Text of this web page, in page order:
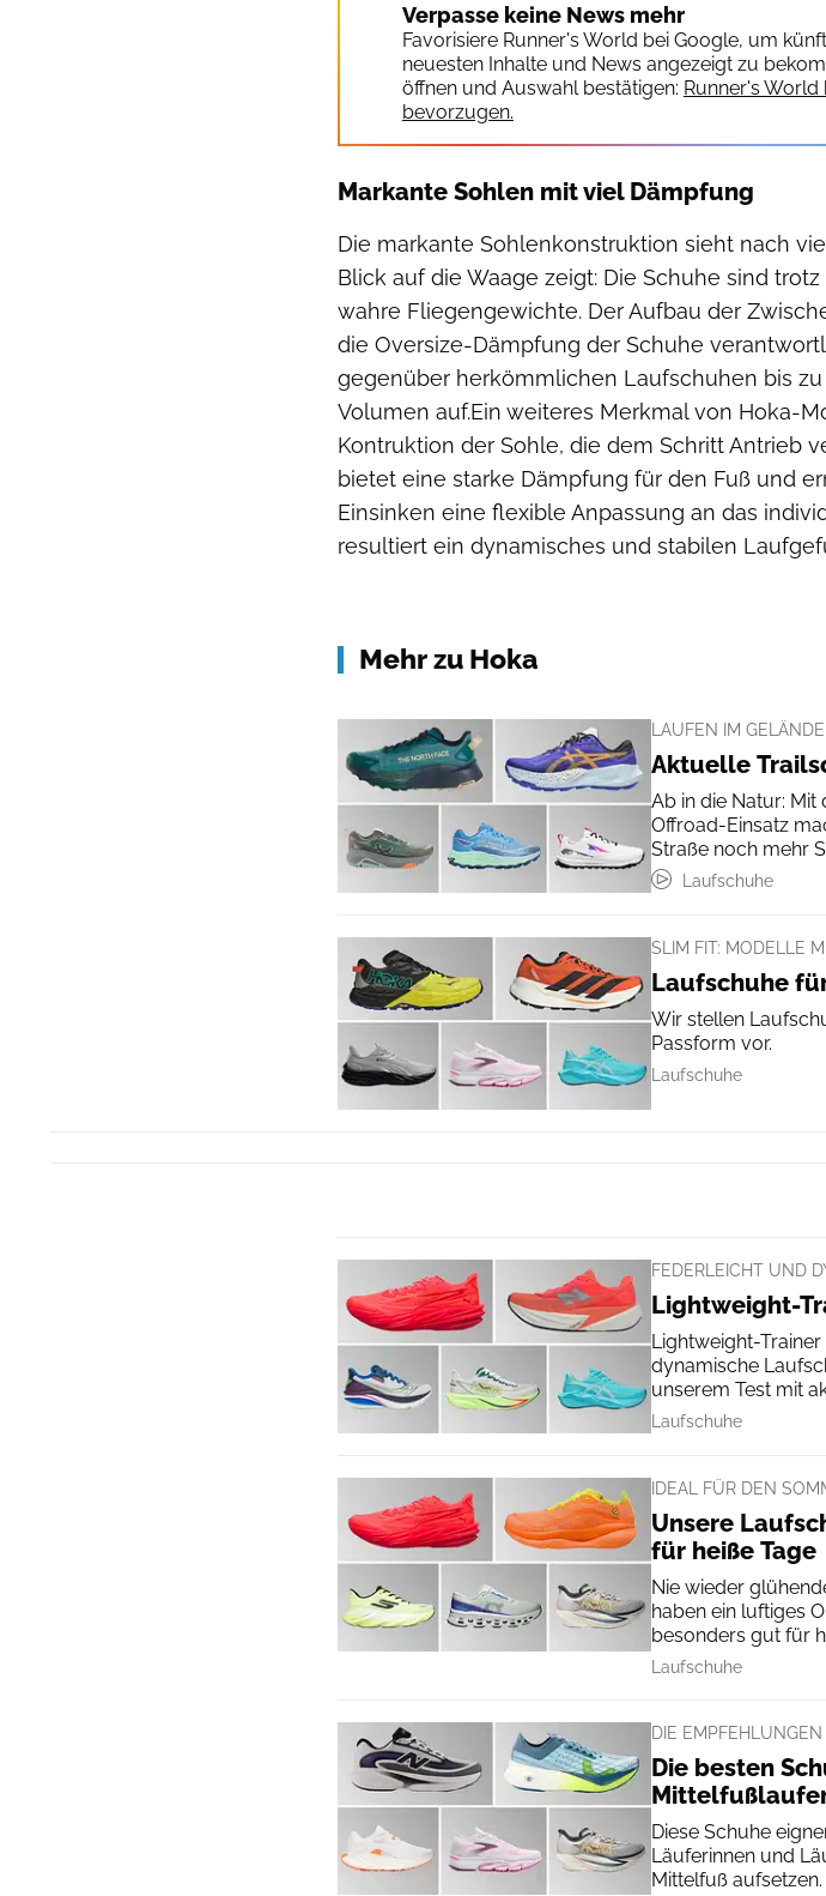
Verpasse keine News mehr
Favorisiere Runner's World bei Google, um
neuesten Inhalte und News angezeigt zu
öffnen und Auswahl bestätigen: Runner's World
bevorzugen.
Markante Sohlen mit viel Dämpfung
Die markante Sohlenkonstruktion sieht nach
Blick auf die Waage zeigt: Die Schuhe sind
wahre Fliegengewichte. Der Aufbau der
die Oversize-Dämpfung der Schuhe
gegenüber herkömmlichen Laufschuhen bis zu
Volumen auf.Ein weiteres Merkmal von Hoka-
Kontruktion der Sohle, die dem Schritt Antrieb
bietet eine starke Dämpfung für den Fuß und
Einsinken eine flexible Anpassung an das
resultiert ein dynamisches und stabilen
Mehr zu Hoka
LAUFEN IM GELÄNDE
Aktuelle
Ab in die Natur: Mit
Offroad-Einsatz
Straße noch mehr
Laufschuhe
SLIM FIT: MODELLE
Laufschuhe
Wir stellen
Passform vor.
Laufschuhe
FEDERLEICHT UND
Lightweight-
Lightweight-
dynamische
unserem Test mit
Laufschuhe
IDEAL FÜR DEN
Unsere
für heiße Tage
Nie wieder
haben ein luftiges
besonders gut für
Laufschuhe
DIE
Die besten
Diese Schuhe
Läuferinnen und
Mittelfuß aufsetzen.